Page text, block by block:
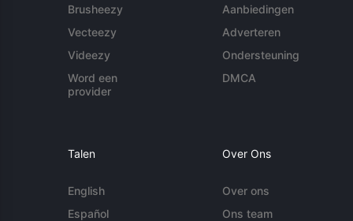
Brusheezy
Vecteezy
Videezy
Word een
provider
Aanbiedingen
Adverteren
Ondersteuning
DMCA
Talen
English
Español
Over Ons
Over ons
Ons team